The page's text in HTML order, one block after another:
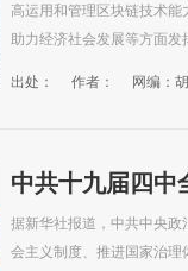
高运用和管理区块链技术能
助力经济社会发展等方面发
出处： 作者： 网编：
中共十九届四中
据新华社报道，中共中央政
会主义制度、推进国家治理